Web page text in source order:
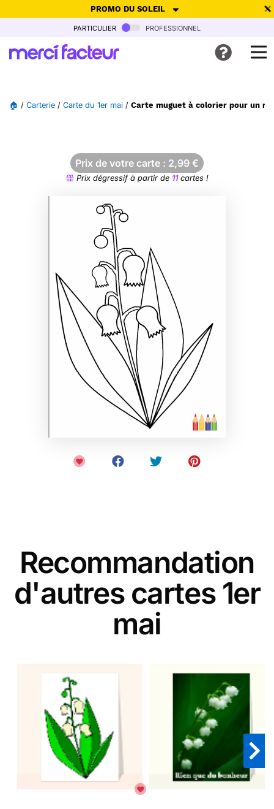
PROMO DU SOLEIL
-30% de réduction avec le code SUMMER26pour envoyer des
Ne plus afficher
particulier professionnel
🏠 / Carterie / Carte du 1er mai / Carte muguet à colorier pour un
Prix de votre carte : 2,99 €
Prix dégressif à partir de 11cartes !
Recommandation
d'autres cartes 1er
mai